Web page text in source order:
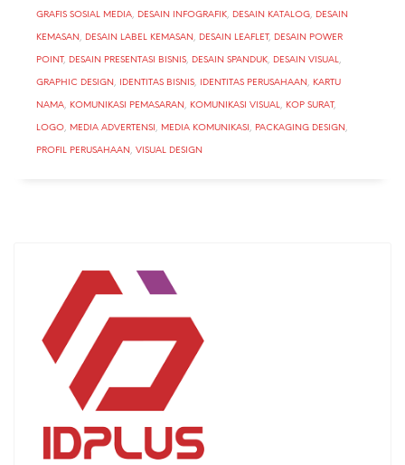
GRAFIS SOSIAL MEDIA, DESAIN INFOGRAFIK, DESAIN KATALOG, DESAIN
KEMASAN, DESAIN LABEL KEMASAN, DESAIN LEAFLET, DESAIN POWER
POINT, DESAIN PRESENTASI BISNIS, DESAIN SPANDUK, DESAIN VISUAL,
GRAPHIC DESIGN, IDENTITAS BISNIS, IDENTITAS PERUSAHAAN, KARTU
NAMA, KOMUNIKASI PEMASARAN, KOMUNIKASI VISUAL, KOP SURAT,
LOGO, MEDIA ADVERTENSI, MEDIA KOMUNIKASI, PACKAGING DESIGN,
PROFIL PERUSAHAAN, VISUAL DESIGN